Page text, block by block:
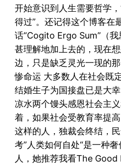
开始意识到人生需要哲学
得过”。还记得这个博客在
话“Cogito Ergo Sum”（
甚理解地加上去的，现在
边，只是缺乏灵光一现的
惨命运 大多数人在社会既
结婚生子为国接盘已是大
凉水两个馒头感恩社会主
着，如果社会受教育率提
这样的人，独裁会终结，
考”人类如何自处“是一种
人，她推荐我看The